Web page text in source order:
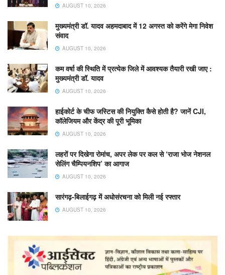
AUGUST 10, 2026
मुख्यमंत्री डॉ. यादव अहमदाबाद में 12 अगस्त को करेंगे मेगा निवेश
संवाद
AUGUST 10, 2026
कम वर्षा की स्थिति में प्रत्येक जिले में आवश्यक तैयारी रखी जाए :
मुख्यमंत्री डॉ. यादव
AUGUST 10, 2026
हाईकोर्ट के चीफ जस्टिस की नियुक्ति कैसे होती है? जानें CJI,
कॉलेजियम और केंद्र की पूरी भूमिका
AUGUST 10, 2026
लहरों पर दिखेगा रोमांच, अपर लेक पर कल से ‘राजा भोज नेशनल
सेलिंग चैम्पियनशिप’ का आगाज
AUGUST 10, 2026
सारंगढ़-बिलाईगढ़ में अधोसंरचना को मिली नई रफ्तार
AUGUST 10, 2026